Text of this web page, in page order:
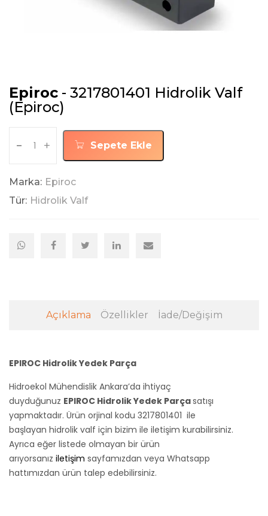
Epiroc - 3217801401 Hidrolik Valf
(Epiroc)
- + Sepete Ekle
Marka: Epiroc
Tür: Hidrolik Valf
Açıklama Özellikler İade/Değişim
EPIROC Hidrolik Yedek Parça
Hidroekol Mühendislik Ankara’da ihtiyaç
duyduğunuz EPIROC Hidrolik Yedek Parçasatışı
yapmaktadır. Ürün orjinal kodu 3217801401 ile
başlayan hidrolik valf için bizim ile iletişim kurabilirsiniz.
Ayrıca eğer listede olmayan bir ürün
arıyorsanız iletişim sayfamızdan veya Whatsapp
hattımızdan ürün talep edebilirsiniz.